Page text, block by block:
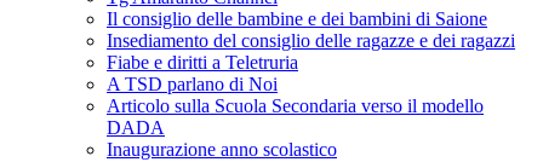
Il consiglio delle bambine e dei bambini di Saione
Insediamento del consiglio delle ragazze e dei ragazzi
Fiabe e diritti a Teletruria
A TSD parlano di Noi
Articolo sulla Scuola Secondaria verso il modello
DADA
Inaugurazione anno scolastico